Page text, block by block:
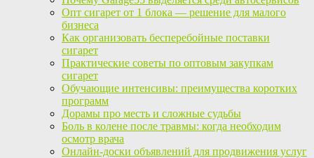
Опт сигарет от 1 блока — решение для малого
бизнеса
Как организовать бесперебойные поставки
сигарет
Практические советы по оптовым закупкам
сигарет
Обучающие интенсивы: преимущества коротких
программ
Дорамы про месть и сложные судьбы
Боль в колене после травмы: когда необходим
осмотр врача
Онлайн-доски объявлений для продвижения услуг